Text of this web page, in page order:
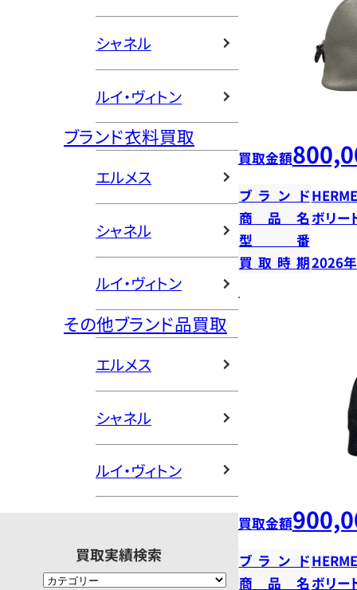
シャネル
ルイ・ヴィトン
ブランド衣料買取
エルメス
シャネル
ルイ・ヴィトン
その他ブランド品買取
エルメス
シャネル
ルイ・ヴィトン
買取実績検索
買取金額
ブランド
商品名ボリー
型番
買取時期2026
買取金額
ブランド
商品名ボリー